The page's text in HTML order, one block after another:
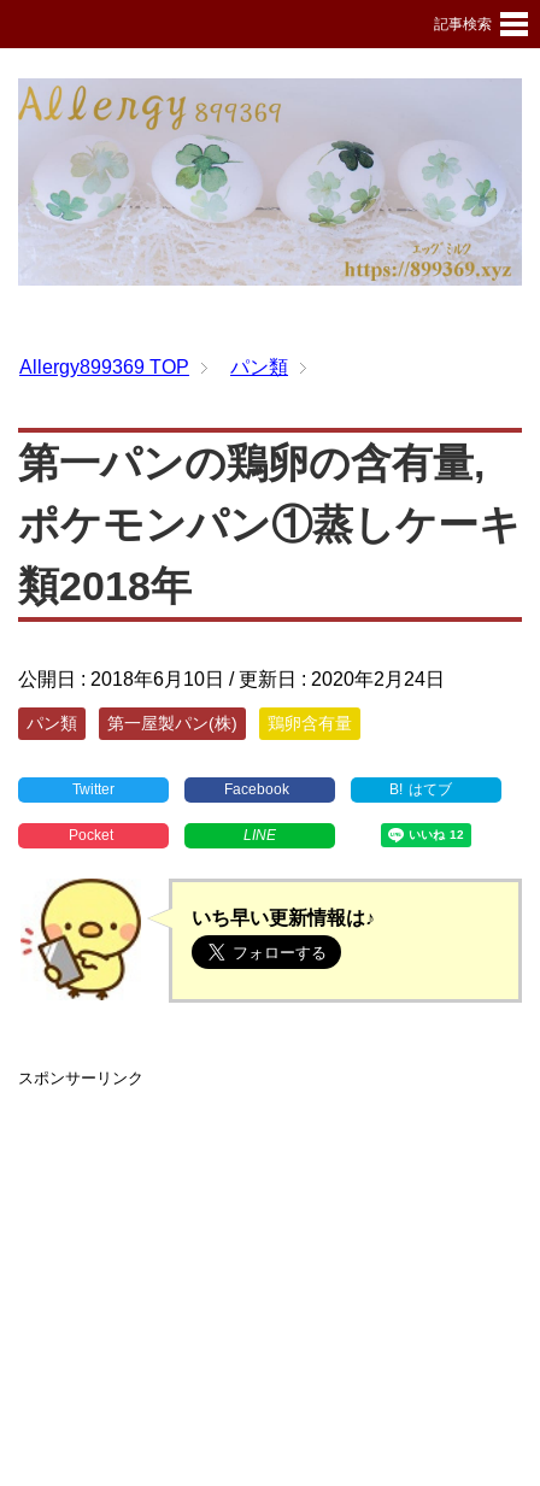
記事検索
Allergy899369 TOP パン類
第一パンの鶏卵の含有量,
ポケモンパン①蒸しケーキ
類2018年
公開日 : 2018年6月10日 / 更新日 : 2020年2月24日
パン類 第一屋製パン(株) 鶏卵含有量
Twitter Facebook B! はてブ
Pocket LINE
いち早い更新情報は♪
スポンサーリンク